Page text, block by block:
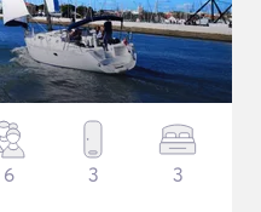
6 3 3